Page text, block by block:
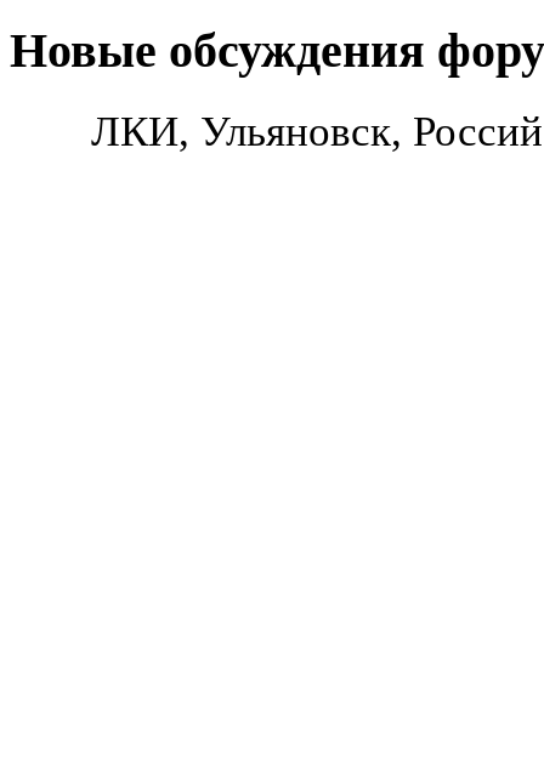
Новые обсуждения
ЛКИ, Ульяновск,